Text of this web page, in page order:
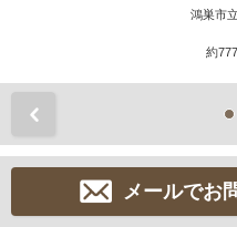
鴻巣市
約
メールでお